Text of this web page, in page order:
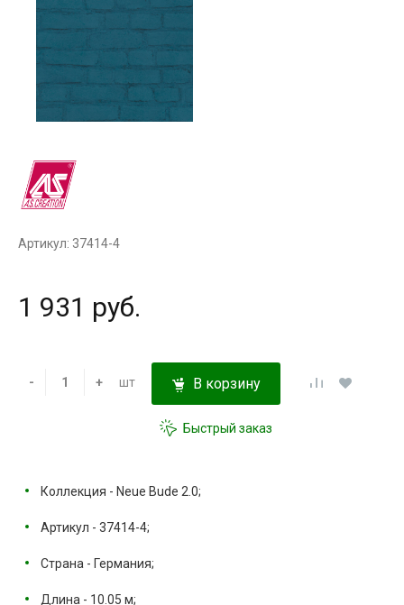
Артикул: 37414-4
1 931 руб.
- + шт В корзину
Быстрый заказ
Коллекция - Neue Bude 2.0;
Артикул - 37414-4;
Страна - Германия;
Длина - 10.05 м;